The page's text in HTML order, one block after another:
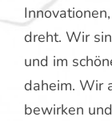
dreht. Wir
und im
daheim. Wir
bewirken